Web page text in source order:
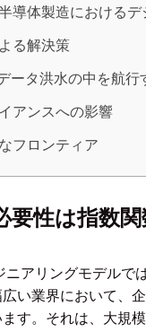
導体製造における
る解決策
ータ洪水の中を航行
アンスへの影響
フロンティア
要性は指数
アリングモデルで
い業界において、
す。それは、大規